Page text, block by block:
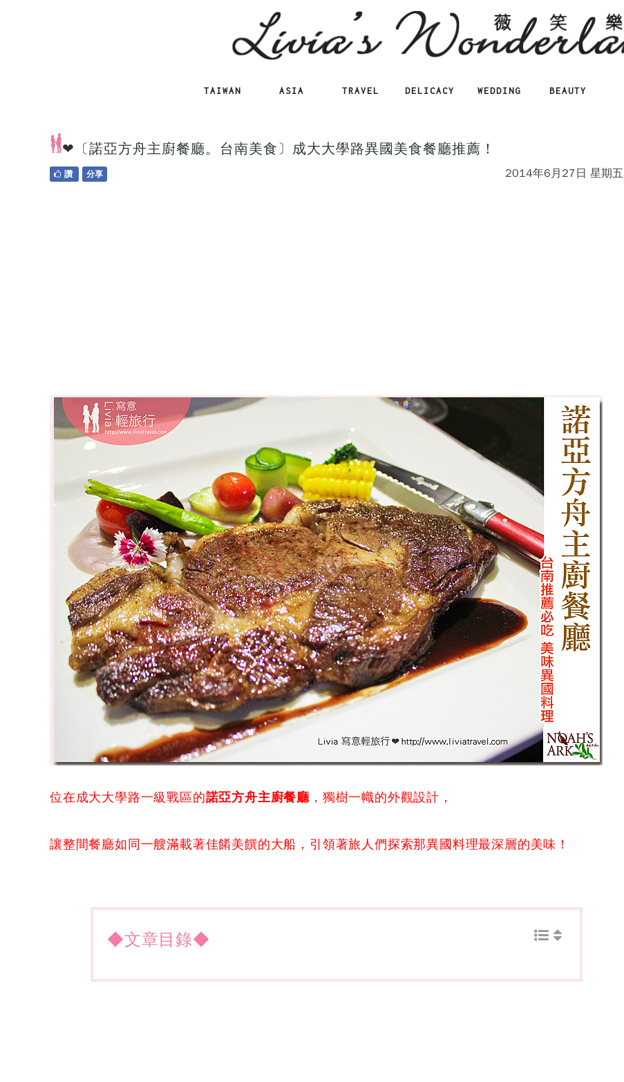
TAIWAN ASIA TRAVEL DELICACY WEDDING BEAUTY
❤〔諾亞方舟主廚餐廳。台南美食〕成大大學路異國美食餐廳推薦！
2014年6月27日 星期五
讚 分享
位在成大大學路一級戰區的諾亞方舟主廚餐廳 ，獨樹一幟的外觀設計，
讓整間餐廳如同一艘滿載著佳餚美饌的大船，引領著旅人們探索那異國料理最深層的美味！
◆文章目錄◆